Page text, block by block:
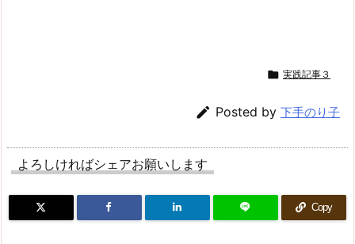
 実践記事３
 Posted by 下手のり子
よろしければシェアお願いします
Copy